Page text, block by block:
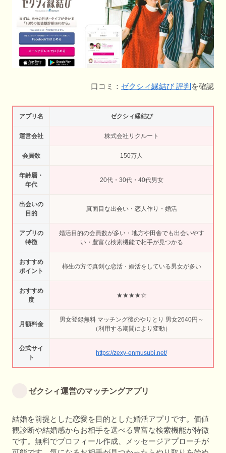
口コミ： ゼクシィ縁結び 評判 を確認
アプリ名 ゼクシィ縁結び
運営会社 株式会社リクルート
会員数 150万人
年齢層・
年代
20代・30代・40代男女
出会いの
目的
真面目な出会い・恋人作り・婚活
アプリの
特徴
婚活目的の会員数が多い・地方や田舎でも出会いやす
い・豊富な検索機能で相手が見つかる
おすすめ
ポイント
柿生の方で真剣な恋活・婚活をしている男女が多い
おすすめ
度
★★★★☆
月額料金
男女登録無料 マッチング後のやりとり 男女2640円～
（利用する期間により変動）
公式サイ
ト
https://zexy-enmusubi.net/
ゼクシィ運営のマッチングアプリ
結婚を前提とした恋愛を目的とした婚活アプリです。価値
観診断や結婚感からお相手を選べる豊富な検索機能が特徴
です。無料でプロフィール作成、メッセージアプローチが